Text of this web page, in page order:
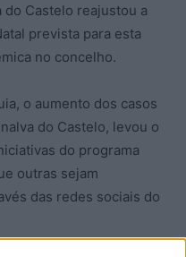
do Castelo reajustou a
prevista para esta
no concelho.
o aumento dos casos
do Castelo, levou o
do programa
outras sejam
das redes sociais do